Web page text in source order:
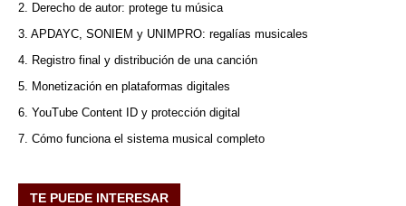
2. Derecho de autor: protege tu música
3. APDAYC, SONIEM y UNIMPRO: regalías musicales
4. Registro final y distribución de una canción
5. Monetización en plataformas digitales
6. YouTube Content ID y protección digital
7. Cómo funciona el sistema musical completo
TE PUEDE INTERESAR